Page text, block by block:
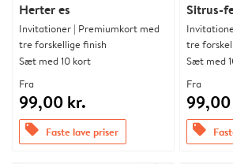
Herter es
Invitationer | Premiumkort med
tre forskellige finish
Sæt med 10 kort
Fra
99,00 kr.
offers Faste lave priser
Sitrus-
tre
Sæt med
Fra
offers